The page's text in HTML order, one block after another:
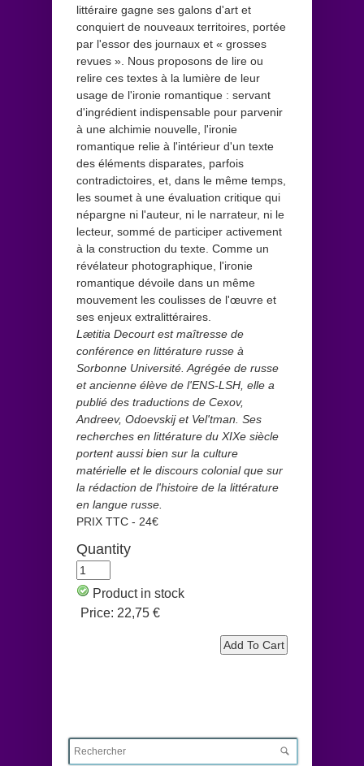
littéraire gagne ses galons d'art et
conquiert de nouveaux territoires, portée
par l'essor des journaux et « grosses
revues ». Nous proposons de lire ou
relire ces textes à la lumière de leur
usage de l'ironie romantique : servant
d'ingrédient indispensable pour parvenir
à une alchimie nouvelle, l'ironie
romantique relie à l'intérieur d'un texte
des éléments disparates, parfois
contradictoires, et, dans le même temps,
les soumet à une évaluation critique qui
népargne ni l'auteur, ni le narrateur, ni le
lecteur, sommé de participer activement
à la construction du texte. Comme un
révélateur photographique, l'ironie
romantique dévoile dans un même
mouvement les coulisses de l'œuvre et
ses enjeux extralittéraires.
Lætitia Decourt est maîtresse de
conférence en littérature russe à
Sorbonne Université. Agrégée de russe
et ancienne élève de l'ENS-LSH, elle a
publié des traductions de Cexov,
Andreev, Odoevskij et Vel'tman. Ses
recherches en littérature du XIXe siècle
portent aussi bien sur la culture
matérielle et le discours colonial que sur
la rédaction de l'histoire de la littérature
en langue russe.
PRIX TTC - 24€
Quantity
Product in stock
Price: 22,75 €